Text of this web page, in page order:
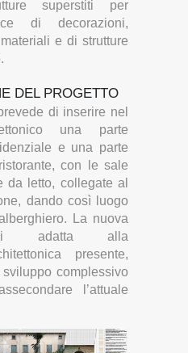
superstiti per
di decorazioni,
e di strutture
DEL PROGETTO
di inserire nel
una parte
e una parte
con le sale
da letto, collegate al
dando così luogo
La nuova
si adatta alla
presente,
complessivo
l’attuale